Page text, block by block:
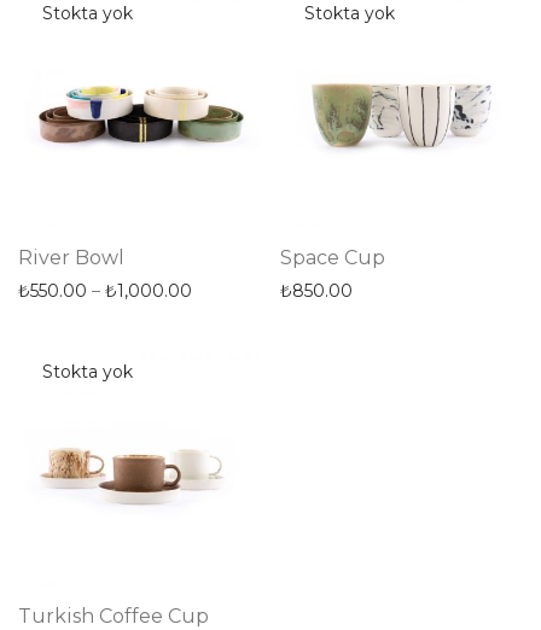
River Bowl
₺550.00 – ₺1,000.00
Space Cup
₺850.00
Turkish Coffee Cup